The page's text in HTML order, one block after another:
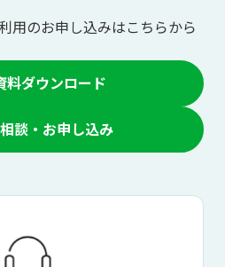
用のお申し込みはこちらから
料ダウンロード
談・お申し込み